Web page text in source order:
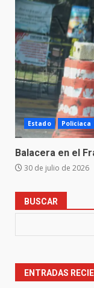
Estado Policiaca
Balacera en el
30 de julio de 2026
BUSCAR
ENTRADAS